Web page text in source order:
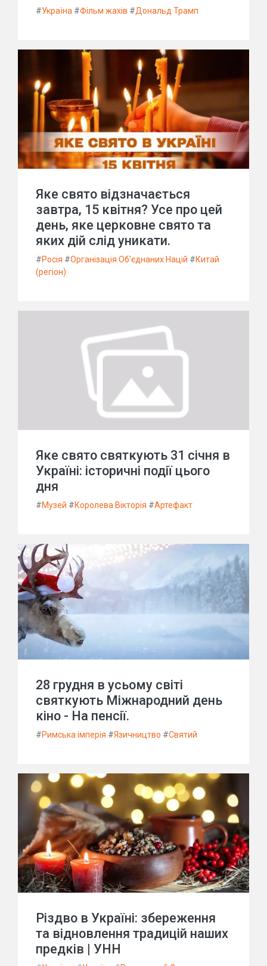
#Україна #Фільм жахів #Дональд Трамп
Яке свято відзначається
завтра, 15 квітня? Усе про цей
день, яке церковне свято та
яких дій слід уникати.
#Росія #Організація Об'єднаних Націй #Китай
(регіон)
Яке свято святкують 31 січня в
Україні: історичні події цього
дня
#Музей #Королева Вікторія #Артефакт
28 грудня в усьому світі
святкують Міжнародний день
кіно - На пенсії.
#Римська імперія #Язичництво #Святий
Різдво в Україні: збереження
та відновлення традицій наших
предків | УНН